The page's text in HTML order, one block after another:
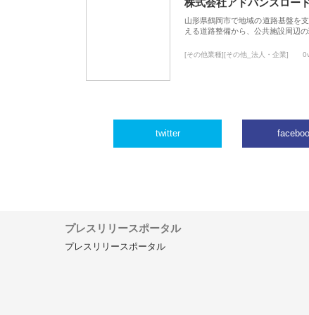
株式会社アドバンスロー
山形県鶴岡市で地域の道路基盤を
える道路整備から、公共施設周辺
[その他業種][その他_法人・企業]
twitter
プレスリリースポータル
プレスリリースポータル